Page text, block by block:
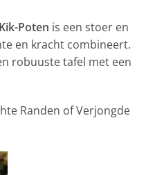
Poten is een stoer en
en kracht combineert.
robuuste tafel met een
Randen of Verjongde